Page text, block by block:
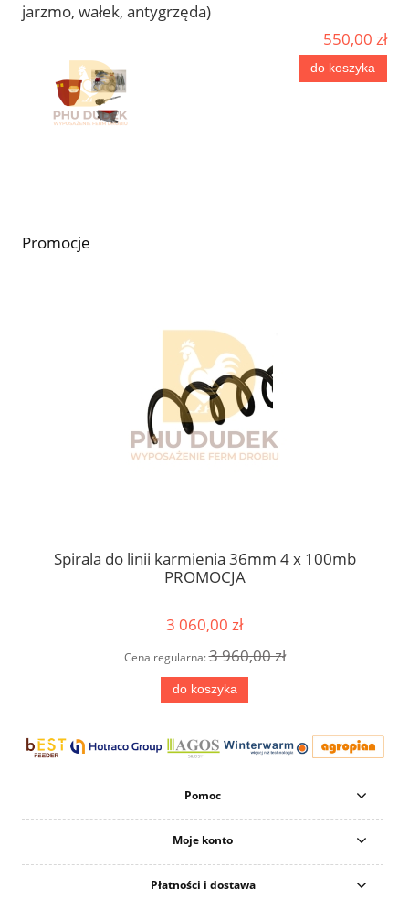
jarzmo, wałek, antygrzęda)
550,00 zł
do koszyka
Promocje
Spirala do linii karmienia 36mm 4 x 100mb
PROMOCJA
3 060,00 zł
Cena regularna:3 960,00 zł
do koszyka
Pomoc
Moje konto
Płatności i dostawa